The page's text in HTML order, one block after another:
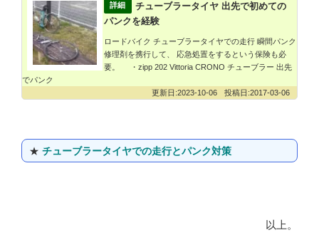
チューブラータイヤ 出先で初めての
パンクを経験
ロードバイク チューブラータイヤでの走行 瞬間パンク
修理剤を携行して、 応急処置をするという保険も必
要。 ・zipp 202 Vittoria CRONO チューブラー 出先
でパンク
2017-03-06
2023-10-06
★ チューブラータイヤでの走行とパンク対策
以上。